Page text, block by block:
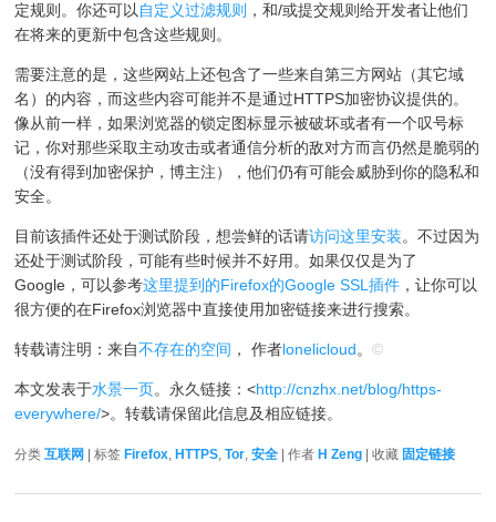
定规则。你还可以 自定义过滤规则 ，和/或提交规则给开发者让他们
在将来的更新中包含这些规则。
需要注意的是，这些网站上还包含了一些来自第三方网站（其它域
名）的内容，而这些内容可能并不是通过HTTPS加密协议提供的。
像从前一样，如果浏览器的锁定图标显示被破坏或者有一个叹号标
记，你对那些采取主动攻击或者通信分析的敌对方而言仍然是脆弱的
（没有得到加密保护，博主注），他们仍有可能会威胁到你的隐私和
安全。
目前该插件还处于测试阶段，想尝鲜的话请访问这里安装。不过因为
还处于测试阶段，可能有些时候并不好用。如果仅仅是为了
Google，可以参考这里提到的Firefox的Google SSL插件 ，让你可以
很方便的在Firefox浏览器中直接使用加密链接来进行搜索。
转载请注明：来自不存在的空间 ， 作者lonelicloud。©
本文发表于水景一页。永久链接：<http://cnzhx.net/blog/https-
everywhere/>。转载请保留此信息及相应链接。
分类互联网 | 标签 Firefox, HTTPS,Tor,安全 | 作者 H Zeng | 收藏 固定链接